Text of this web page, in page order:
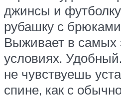
джинсы и
рубашку с
Выживает в самых
условиях.
не чувствуешь
спине, как с